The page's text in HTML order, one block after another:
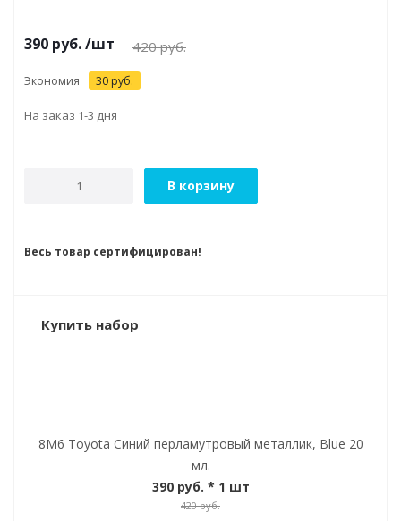
390 руб./шт 420руб.
Экономия 30 руб.
На заказ 1-3 дня
В корзину
Весь товар сертифицирован!
Купить набор
8M6 Toyota Синий перламутровый металлик, Blue 20
мл.
390 руб. * 1 шт
420 руб.